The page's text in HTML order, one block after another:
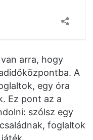
arra, hogy
A
egy óra
Ez pont az a
szólsz egy
foglaltok